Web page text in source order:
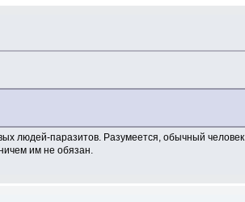
людей-паразитов. Разумеется, обычный человек
им не обязан.